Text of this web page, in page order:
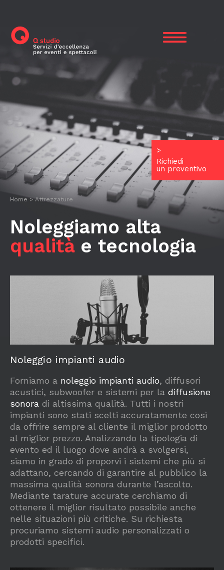
content
>
Richiedi
un preventivo
Home >Attrezzature
Noleggiamo alta
qualitàe tecnologia
Noleggio impianti audio
Forniamo a noleggio impianti audio, diffusori
acustici, subwoofer e sistemi per la diffusione
sonora di altissima qualità. Tutti i nostri
impianti sono stati scelti accuratamente così
da offrire sempre al cliente il miglior prodotto
al miglior prezzo. Analizzando la tipologia di
evento ed il luogo dove andrà a svolgersi,
siamo in grado di proporvi i sistemi che più si
adattano, cercando di garantire al pubblico la
massima qualità sonora durante l’ascolto.
Mediante tarature accurate cerchiamo di
ottenere il miglior risultato possibile anche
nelle situazioni più critiche. Su richiesta
procuriamo sistemi audio personalizzati o
prodotti specifici.